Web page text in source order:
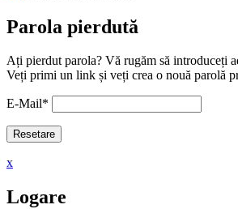
Parola pierdută
Ați pierdut parola? Vă rugăm să introduceți
Veți primi un link și veți crea o nouă parolă
E-Mail*
x
Logare